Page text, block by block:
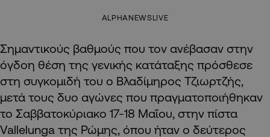
ALPHANEWSLIVE
Σημαντικούς βαθμούς που τον ανέβασαν στην
όγδοη θέση της γενικής κατάταξης πρόσθεσε
στη συγκομιδή του ο Βλαδίμηρος Τζιωρτζής,
μετά τους δυο αγώνες που πραγματοποιήθηκαν
το Σαββατοκύριακο 17-18 Μαΐου, στην πίστα
Vallelunga της Ρώμης, όπου ήταν ο δεύτερος